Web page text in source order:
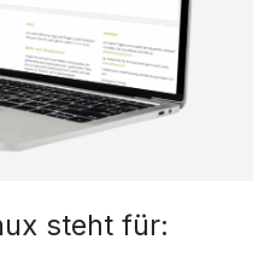
steht für: